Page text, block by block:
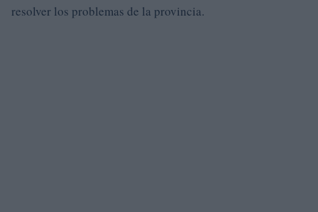
resolver los problemas de la provincia.